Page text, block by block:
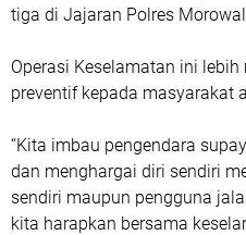
tiga di Jajaran Polres
Operasi Keselamatan ini
preventif kepada masyarakat
“Kita imbau pengendara
dan menghargai diri sendiri
sendiri maupun pengguna
kita harapkan bersama